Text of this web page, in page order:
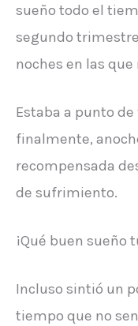
sueño todo el
segundo
noches en las
Estaba a punto
finalmente,
recompensada
de sufrimiento.
¡Qué buen sueño
Incluso sintió un
tiempo que no